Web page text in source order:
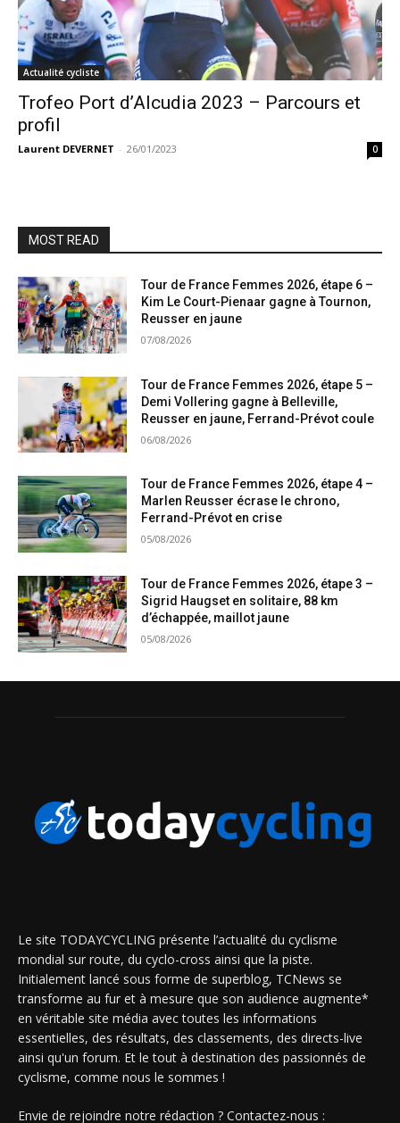
Actualité cycliste
Trofeo Port d’Alcudia 2023 – Parcours et
profil
Laurent DEVERNET - 26/01/2023 0
MOST READ
Tour de France Femmes 2026, étape 6 –
Kim Le Court-Pienaar gagne à Tournon,
Reusser en jaune
07/08/2026
Tour de France Femmes 2026, étape 5 –
Demi Vollering gagne à Belleville,
Reusser en jaune, Ferrand-Prévot coule
06/08/2026
Tour de France Femmes 2026, étape 4 –
Marlen Reusser écrase le chrono,
Ferrand-Prévot en crise
05/08/2026
Tour de France Femmes 2026, étape 3 –
Sigrid Haugset en solitaire, 88 km
d’échappée, maillot jaune
05/08/2026
Le site TODAYCYCLING présente l’actualité du cyclisme
mondial sur route, du cyclo-cross ainsi que la piste.
Initialement lancé sous forme de superblog, TCNews se
transforme au fur et à mesure que son audience augmente*
en véritable site média avec toutes les informations
essentielles, des résultats, des classements, des directs-live
ainsi qu'un forum. Et le tout à destination des passionnés de
cyclisme, comme nous le sommes !
Envie de rejoindre notre rédaction ? Contactez-nous :